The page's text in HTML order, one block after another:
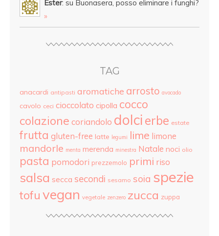
Ester: su Buonasera, posso eliminare i funghi?
»
TAG
anacardi antipasti aromatiche arrosto avocado
cavolo ceci cioccolato cipolla cocco
colazione coriandolo dolci erbe estate
frutta gluten-free latte legumi lime limone
mandorle menta merenda minestra Natale noci olio
pasta pomodori prezzemolo primi riso
salsa secca secondi sesamo soia spezie
tofu vegan vegetale zenzero zucca zuppa